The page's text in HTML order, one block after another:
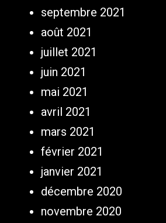
septembre 2021
août 2021
juillet 2021
juin 2021
mai 2021
avril 2021
mars 2021
février 2021
janvier 2021
décembre 2020
novembre 2020